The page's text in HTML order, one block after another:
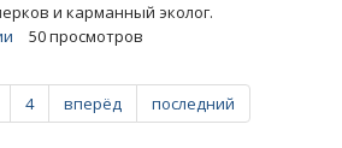
и карманный эколог.
50 просмотров
4 вперёд последний